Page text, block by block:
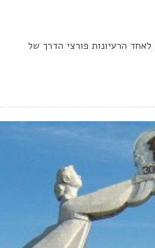
הרעיונות פורצי הדרך של